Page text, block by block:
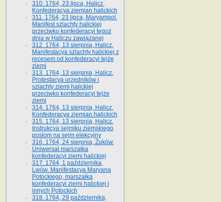
310. 1764, 23 lipca, Halicz.
Konfederacya ziemian halickich
311. 1764, 23 lipca, Maryampol.
Manifest szlachty halickiej
przeciwko konfederacyi tegoż
dnia w Haliczu zawiązanej
312. 1764, 13 sierpnia, Halicz.
Manifestacya szlachty halickiej z
recesem od konfederacyi tejże
ziemi
313. 1764, 13 sierpnia, Halicz.
Protestacya urzędników i
szlachty ziemi halickiej
przeciwko konfederacyi tejże
ziemi
314. 1764, 13 sierpnia, Halicz.
Konfederacya ziemian halickich
315. 1764, 13 sierpnia, Halicz.
Instrukcya sejmiku ziemskiego
posłom na sejm elekcyjny
316. 1764, 24 sierpnia, Żuków.
Uniwersał marszałka
konfederacyi ziemi halickiej
317. 1764, 1 października,
Lwów. Manifestacya Maryana
Potockiego, marszałka
konfederacyi ziemi halickiej i
innych Potockich
318. 1764, 29 października,